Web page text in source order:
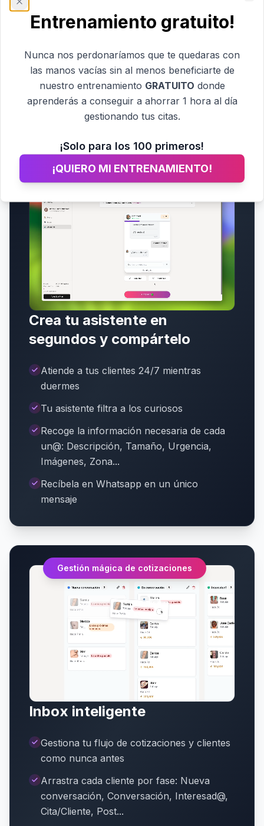
¿Cómo funcionaInkup?
Esto es todo lo que puedes hacer
Crea tu asistente en
segundos y compártelo
Atiende a tus clientes 24/7 mientras
duermes
Tu asistente filtra a los curiosos
Recoge la información necesaria de cada
un@: Descripción, Tamaño, Urgencia,
Imágenes, Zona...
Recíbela en Whatsapp en un único
mensaje
Gestión mágica de cotizaciones
Inbox inteligente
Gestiona tu flujo de cotizaciones y clientes
como nunca antes
Arrastra cada cliente por fase: Nueva
conversación, Conversación, Interesad@,
Cita/Cliente, Post...
Entrenamiento gratuito!
Nunca nos perdonaríamos que te quedaras con
las manos vacías sin al menos beneficiarte de
nuestro entrenamiento GRATUITO donde
aprenderás a conseguir a ahorrar 1 hora al día
gestionando tus citas.
¡Solo para los 100 primeros!
¡QUIERO MI ENTRENAMIENTO!